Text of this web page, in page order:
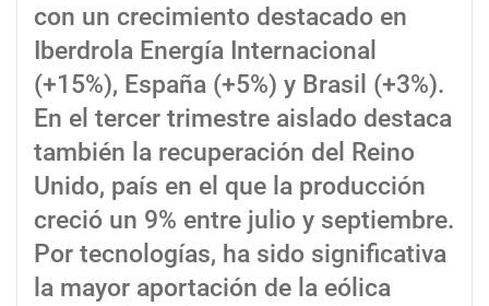
con un crecimiento destacado en
Iberdrola Energía Internacional
(+15%), España (+5%) y Brasil (+3%).
En el tercer trimestre aislado destaca
también la recuperación del Reino
Unido, país en el que la producción
creció un 9% entre julio y septiembre.
Por tecnologías, ha sido significativa
la mayor aportación de la eólica